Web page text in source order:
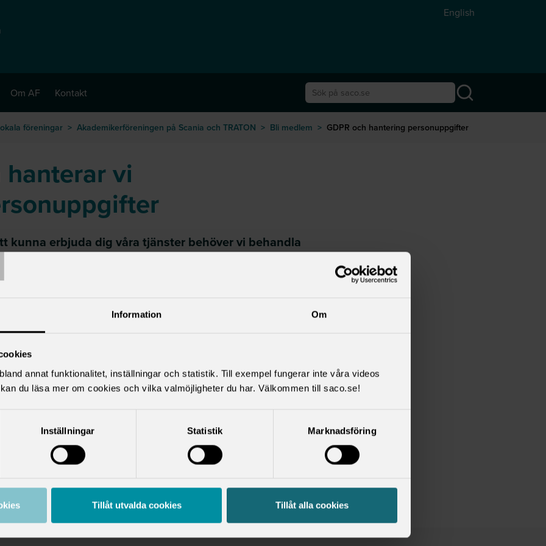
Information Om
annat funktionalitet, inställningar och statistik. Till exempel fungerar inte våra videos
du läsa mer om cookies och vilka valmöjligheter du har. Välkommen till saco.se!
Inställningar Statistik Marknadsföring
Tillåt utvalda cookies Tillåt alla cookies
English
Om AF
Kontakt
föreningar > Akademikerföreningen på Scania och TRATON > Bli medlem > GDPR och hantering personuppgifter
hanterar vi
kunna erbjuda dig våra tjänster behöver vi behandla
om dig. Vi värnar om din integritet och
inte in fler uppgifter än vi behöver.
för behandlingen av
som vi samlar in.
Sveriges Ingenjörers instruktion för personuppgiftsbehandling.
tas bort från Akademikerföreningens register på begäran.
af@scania.com.